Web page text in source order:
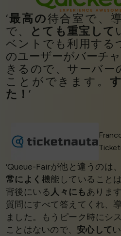
‘最高の待合室で、
で、
とても重宝して
ベントでも利用する
のユーザーがバーチ
きるので、サーバー
ことができます。
た！ ’
‘Queue-Fairが他と違うのは
常によく 機能していること
背後にいる人々にもありま
質問にすべて答えてくれ、
ました。もうピーク時にシ
ことはないので、 安心して